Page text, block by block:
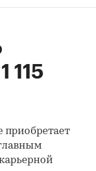
115
приобретает